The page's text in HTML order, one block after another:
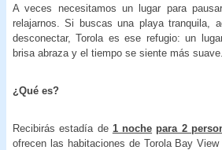
A veces necesitamos un lugar para
relajarnos. Si buscas una playa tranquila,
desconectar, Torola es ese refugio: un
brisa abraza y el tiempo se siente más suave.
¿Qué es?
Recibirás estadía de 1 noche para 2
ofrecen las habitaciones de Torola Bay